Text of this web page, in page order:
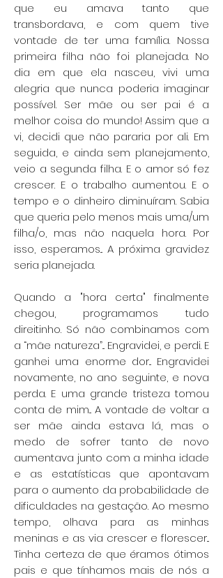
que eu amava tanto que
transbordava, e com quem tive
vontade de ter uma família. Nossa
primeira filha não foi planejada. No
dia em que ela nasceu, vivi uma
alegria que nunca poderia imaginar
possível. Ser mãe ou ser pai é a
melhor coisa do mundo! Assim que a
vi, decidi que não pararia por ali. Em
seguida, e ainda sem planejamento,
veio a segunda filha. E o amor só fez
crescer. E o trabalho aumentou. E o
tempo e o dinheiro diminuíram. Sabia
que queria pelo menos mais uma/um
filha/o, mas não naquela hora. Por
isso, esperamos... A próxima gravidez
seria planejada.
Quando a "hora certa" finalmente
chegou, programamos tudo
direitinho. Só não combinamos com
a “mãe natureza”... Engravidei, e perdi. E
ganhei uma enorme dor... Engravidei
novamente, no ano seguinte, e nova
perda. E uma grande tristeza tomou
conta de mim... A vontade de voltar a
ser mãe ainda estava lá, mas o
medo de sofrer tanto de novo
aumentava junto com a minha idade
e as estatísticas que apontavam
para o aumento da probabilidade de
dificuldades na gestação. Ao mesmo
tempo, olhava para as minhas
meninas e as via crescer e florescer...
Tinha certeza de que éramos ótimos
pais e que tínhamos mais de nós a